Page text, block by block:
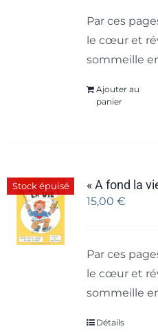
Par ces
le cœur et
sommeille
Ajouter au
panier
Stock épuisé « A fond la
15,00 €
Par ces
le cœur et
sommeille
Détails